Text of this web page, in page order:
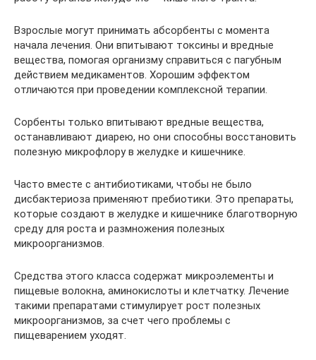
Взрослые могут принимать абсорбенты с момента
начала лечения. Они впитывают токсины и вредные
вещества, помогая организму справиться с пагубным
действием медикаментов. Хорошим эффектом
отличаются при проведении комплексной терапии.
Сорбенты только впитывают вредные вещества,
останавливают диарею, но они способны восстановить
полезную микрофлору в желудке и кишечнике.
Часто вместе с антибиотиками, чтобы не было
дисбактериоза применяют пребиотики. Это препараты,
которые создают в желудке и кишечнике благотворную
среду для роста и размножения полезных
микроорганизмов.
Средства этого класса содержат микроэлементы и
пищевые волокна, аминокислоты и клетчатку. Лечение
такими препаратами стимулирует рост полезных
микроорганизмов, за счет чего проблемы с
пищеварением уходят.